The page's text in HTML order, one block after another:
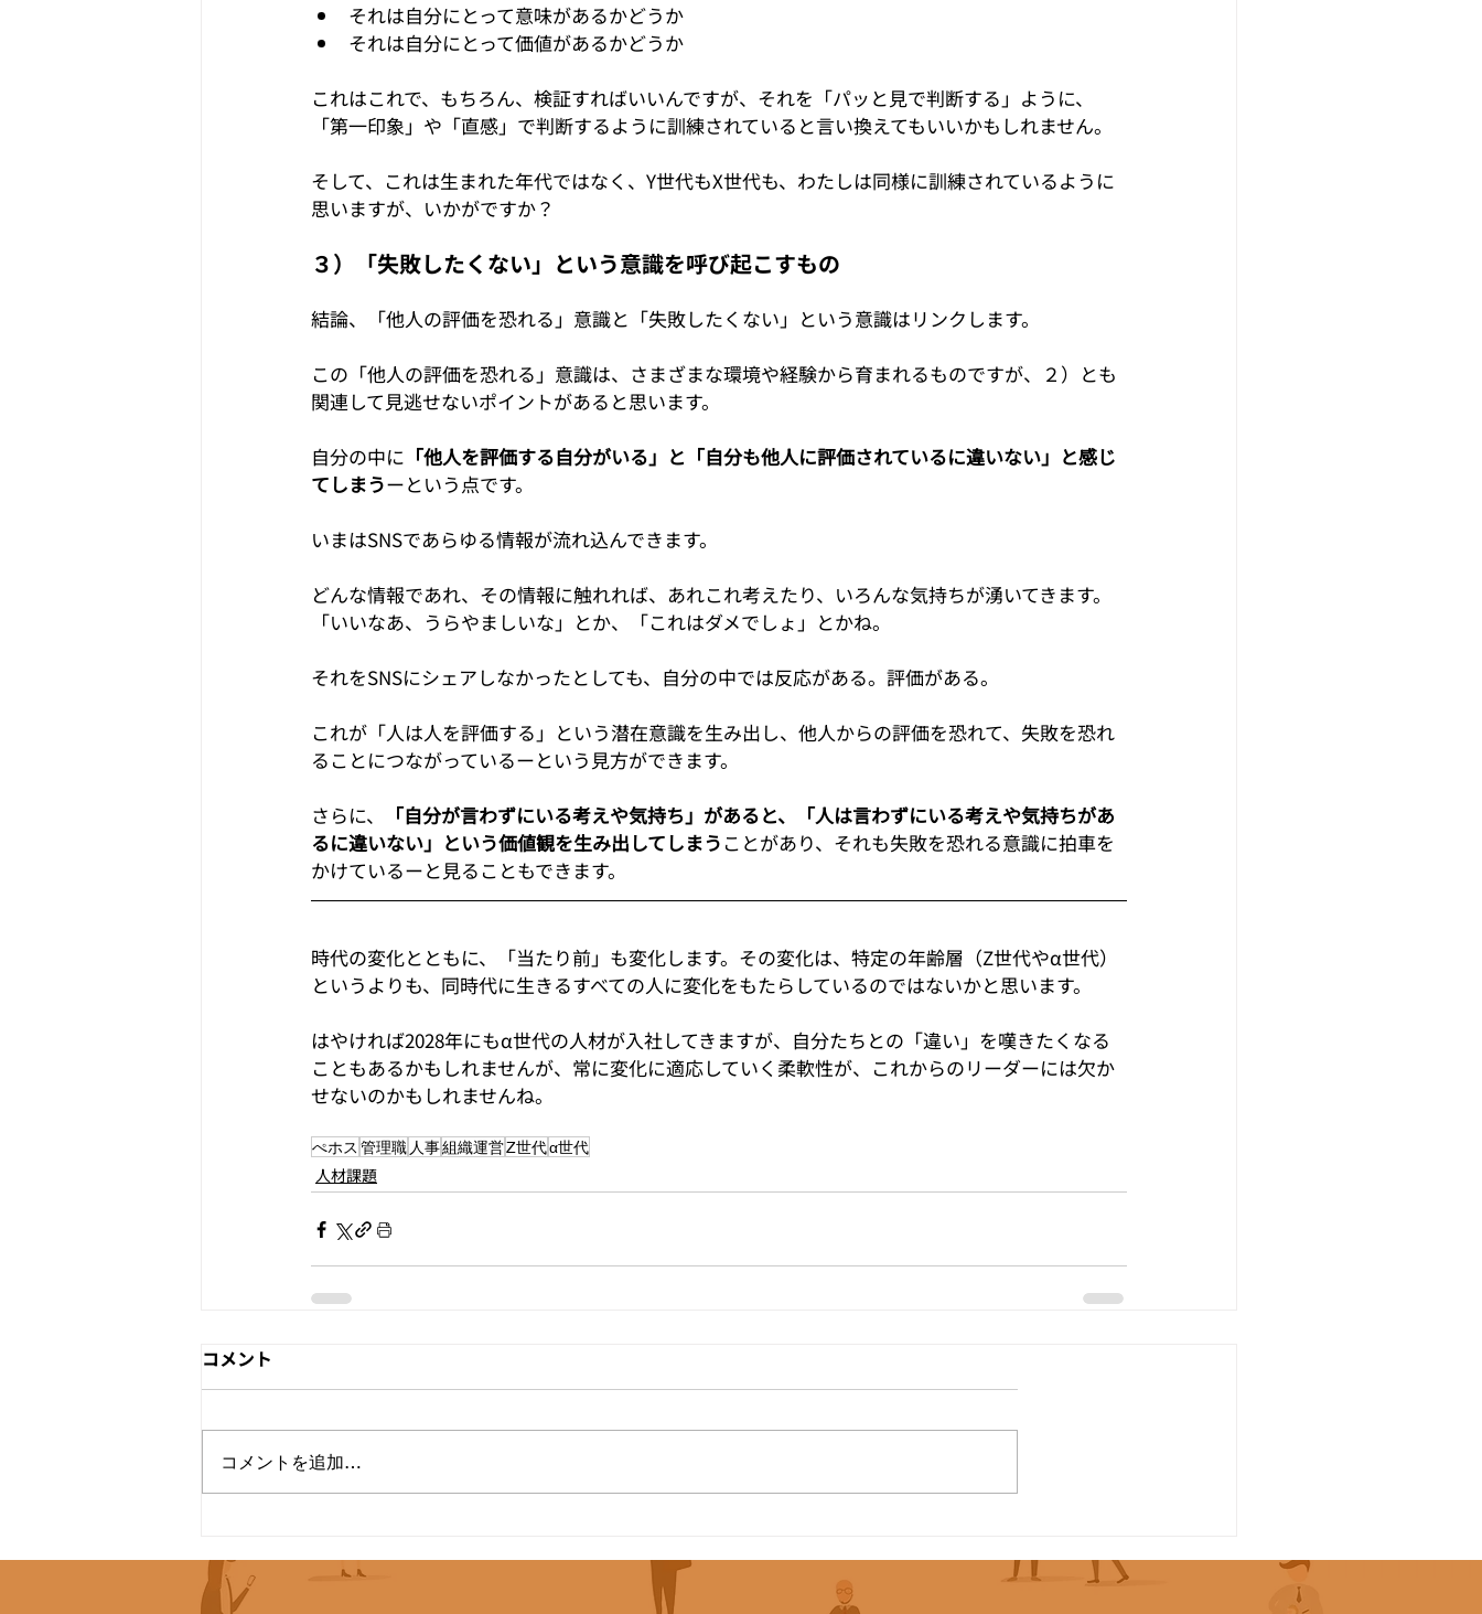
それは自分にとって意味があるかどうか
それは自分にとって価値があるかどうか
これはこれで、もちろん、検証すればいいんですが、それを「パッと見で判断する」ように、
「第一印象」や「直感」で判断するように訓練されていると言い換えてもいいかもしれません。
そして、これは生まれた年代ではなく、Y世代もX世代も、わたしは同様に訓練されているように
思いますが、いかがですか？
３）「失敗したくない」という意識を呼び起こすもの
結論、「他人の評価を恐れる」意識と「失敗したくない」という意識はリンクします。
この「他人の評価を恐れる」意識は、さまざまな環境や経験から育まれるものですが、２）とも
関連して見逃せないポイントがあると思います。
自分の中に 「他人を評価する自分がいる」と「自分も他人に評価されているに違いない」と感じ
てしまうーという点です。
いまはSNSであらゆる情報が流れ込んできます。
どんな情報であれ、その情報に触れれば、あれこれ考えたり、いろんな気持ちが湧いてきます。
「いいなあ、うらやましいな」とか、「これはダメでしょ」とかね。
それをSNSにシェアしなかったとしても、自分の中では反応がある。評価がある。
これが「人は人を評価する」という潜在意識を生み出し、他人からの評価を恐れて、失敗を恐れ
ることにつながっているーという見方ができます。
さらに、
「自分が言わずにいる考えや気持ち」があると、「人は言わずにいる考えや気持ちがあ
るに違いない」という価値観を生み出してしまう ことがあり、それも失敗を恐れる意識に拍車を
かけているーと見ることもできます。
時代の変化とともに、「当たり前」も変化します。その変化は、特定の年齢層（Z世代やα世代）
というよりも、同時代に生きるすべての人に変化をもたらしているのではないかと思います。
はやければ2028年にもα世代の人材が入社してきますが、自分たちとの「違い」を嘆きたくなる
こともあるかもしれませんが、常に変化に適応していく柔軟性が、これからのリーダーには欠か
せないのかもしれませんね。
ぺホス 管理職 人事組織運営Z世代α世代
人材課題
コメント
コメントを追加…